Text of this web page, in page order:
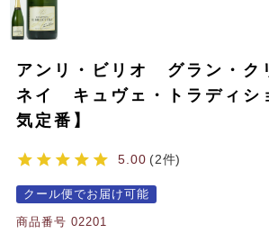
アンリ・ビリオ グラン・
ネイ キュヴェ・トラディ
気定番】
5.00 2
クール便でお届け可能
商品番号 02201